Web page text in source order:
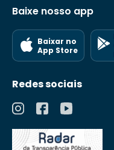
Baixe nosso app
Baixar no
App Store
Redes sociais